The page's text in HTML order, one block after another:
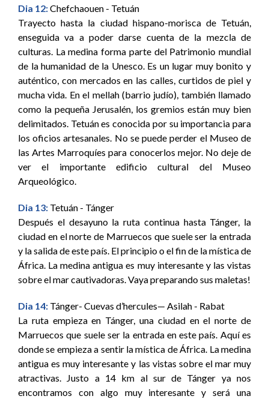
Dia 12:Chefchaouen - Tetuán
Trayecto hasta la ciudad hispano-morisca de Tetuán,
enseguida va a poder darse cuenta de la mezcla de
culturas. La medina forma parte del Patrimonio mundial
de la humanidad de la Unesco. Es un lugar muy bonito y
auténtico, con mercados en las calles, curtidos de piel y
mucha vida. En el mellah (barrio judío), también llamado
como la pequeña Jerusalén, los gremios están muy bien
delimitados. Tetuán es conocida por su importancia para
los oficios artesanales. No se puede perder el Museo de
las Artes Marroquíes para conocerlos mejor. No deje de
ver el importante edificio cultural del Museo
Arqueológico.
Dia 13: Tetuán - Tánger
Después el desayuno la ruta continua hasta Tánger, la
ciudad en el norte de Marruecos que suele ser la entrada
y la salida de este país. El principio o el fin de la mística de
África. La medina antigua es muy interesante y las vistas
sobre el mar cautivadoras. Vaya preparando sus maletas!
Dia 14: Tánger- Cuevas d’hercules— Asilah - Rabat
La ruta empieza en Tánger, una ciudad en el norte de
Marruecos que suele ser la entrada en este país. Aquí es
donde se empieza a sentir la mística de África. La medina
antigua es muy interesante y las vistas sobre el mar muy
atractivas. Justo a 14 km al sur de Tánger ya nos
encontramos con algo muy interesante y será una